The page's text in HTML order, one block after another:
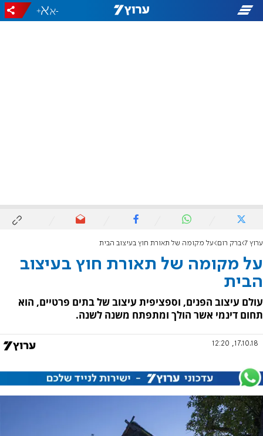
-
+
ערוץ 7 ברק רום על מקומה של תאורת חוץ בעיצוב הבית
על מקומה של תאורת חוץ בעיצוב
הבית
עולם עיצוב הפנים, וספציפית עיצוב של בתים פרטיים, הוא
תחום דינמי אשר הולך ומתפתח משנה לשנה.
17.10.18, 12:20